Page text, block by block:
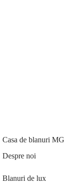
Casa de blanuri MG
Despre noi
Blanuri de lux